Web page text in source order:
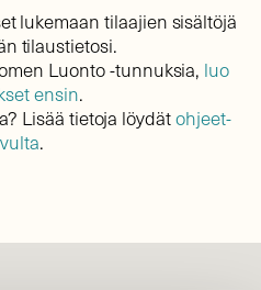
lukemaan tilaajien sisältöjä
tilaustietosi.
Luonto -tunnuksia, luo
ensin.
Lisää tietoja löydätohjeet-
.